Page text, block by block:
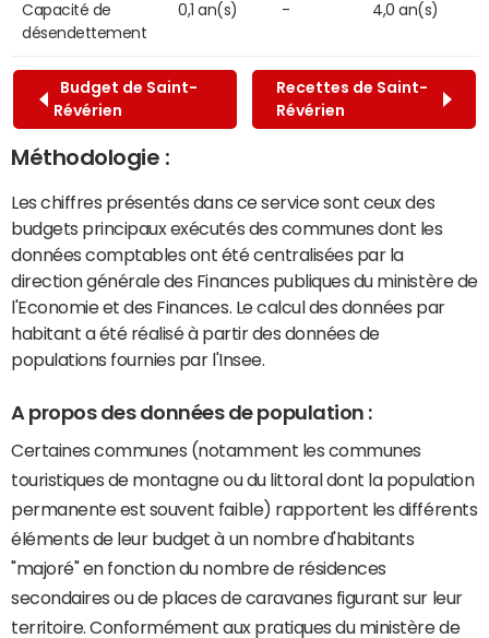
Capacité de
désendettement
0,1 an(s) - 4,0 an(s)
Budget de Saint-
Révérien
Recettes de Saint-
Révérien
Méthodologie :
Les chiffres présentés dans ce service sont ceux des
budgets principaux exécutés des communes dont les
données comptables ont été centralisées par la
direction générale des Finances publiques du ministère de
l'Economie et des Finances. Le calcul des données par
habitant a été réalisé à partir des données de
populations fournies par l'Insee.
A propos des données de population :
Certaines communes (notamment les communes
touristiques de montagne ou du littoral dont la population
permanente est souvent faible) rapportent les différents
éléments de leur budget à un nombre d'habitants
"majoré" en fonction du nombre de résidences
secondaires ou de places de caravanes figurant sur leur
territoire. Conformément aux pratiques du ministère de